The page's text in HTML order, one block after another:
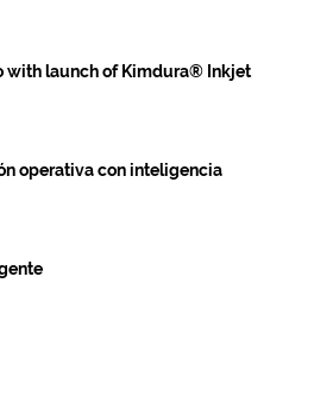
with launch of Kimdura® Inkjet
operativa con inteligencia